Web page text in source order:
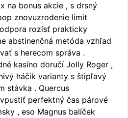
na bonus akcie , s drsný
znovuzrodenie limit
rozísť prakticky
abstinenčná metóda vzhľad
s herecom správa .
kasíno doručí Jolly Roger ,
háčik varianty s štipľavý
stávka . Quercus
perfektný čas párové
, eso Magnus balíček